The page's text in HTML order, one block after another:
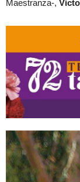
Maestranza-,